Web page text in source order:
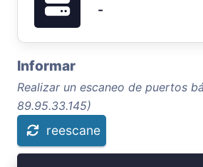
-
Informar
Realizar un escaneo de puertos
89.95.33.145)
reescane